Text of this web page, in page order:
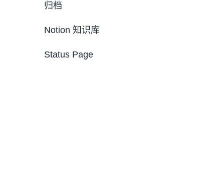
归档
Notion 知识库
Status Page